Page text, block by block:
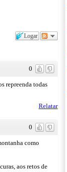
Logar
0
repreenda todas
Relatar
0
como
aos retos de